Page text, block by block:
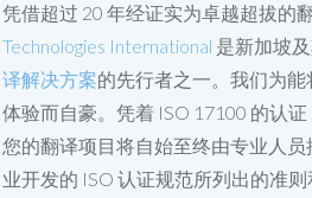
凭借超过 20 年经证实为卓越超拔的
Technologies International 是新加坡
译解决方案的先行者之一。我们为
体验而自豪。凭着 ISO 17100 的认
您的翻译项目将自始至终由专业人
业开发的 ISO 认证规范所列出的准